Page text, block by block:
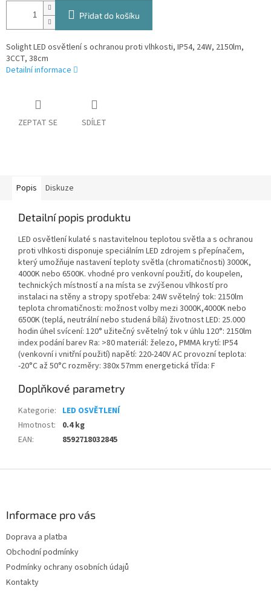
Přidat do košíku
Solight LED osvětlení s ochranou proti vlhkosti, IP54, 24W, 2150lm,
3CCT, 38cm
Detailní informace
ZEPTAT SE SDÍLET
Popis Diskuze
Detailní popis produktu
LED osvětlení kulaté s nastavitelnou teplotou světla a s ochranou
proti vlhkosti disponuje speciálním LED zdrojem s přepínačem,
který umožňuje nastavení teploty světla (chromatičnosti) 3000K,
4000K nebo 6500K. vhodné pro venkovní použití, do koupelen,
technických místností a na místa se zvýšenou vlhkostí pro
instalaci na stěny a stropy spotřeba: 24W světelný tok: 2150lm
teplota chromatičnosti: možnost volby mezi 3000K,4000K nebo
6500K (teplá, neutrální nebo studená bílá) životnost LED: 25.000
hodin úhel svícení: 120° užitečný světelný tok v úhlu 120°: 2150lm
index podání barev Ra: >80 materiál: železo, PMMA krytí: IP54
(venkovní i vnitřní použití) napětí: 220-240V AC provozní teplota:
-20°C až 50°C rozměry: 380x 57mm energetická třída: F
Doplňkové parametry
Kategorie: LED OSVĚTLENÍ
Hmotnost:
0.4 kg
EAN: 8592718032845
Informace pro vás
Doprava a platba
Obchodní podmínky
Podmínky ochrany osobních údajů
Kontakty